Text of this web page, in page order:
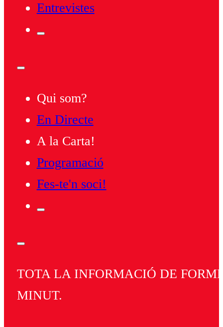
Entrevistes
Qui som?
En Directe
A la Carta!
Programació
Fes-te'n soci!
TOTA LA INFORMACIÓ DE
MINUT.